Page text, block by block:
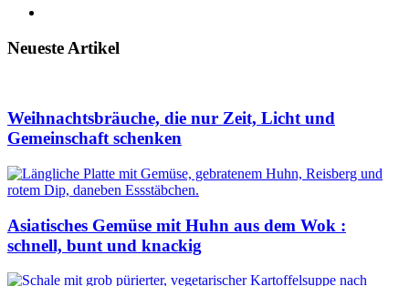
Neueste Artikel
Weihnachtsbräuche, die nur Zeit, Licht und
Gemeinschaft schenken
Asiatisches Gemüse mit Huhn aus dem Wok :
schnell, bunt und knackig